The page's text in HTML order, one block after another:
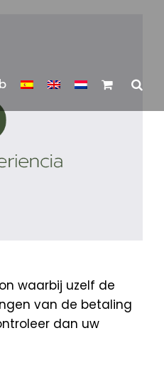
waarbij uzelf de
van de betaling
dan uw